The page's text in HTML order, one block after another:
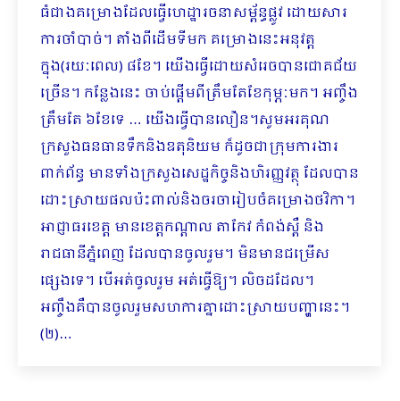
ធំជាងគម្រោងដែលធ្វើហេដ្ឋារចនាសម្ព័ន្ធផ្លូវ ដោយសារ
ការចាំបាច់។ តាំងពីដើមទីមក គម្រោងនេះអនុវត្ត
ក្នុង(រយៈពេល) ៨ខែ។ យើងធ្វើដោយសំរេចបានជោគ​ជ័យ
ច្រើន។ កន្លែងនេះ ចាប់ផ្ដើមពីត្រឹមតែខែកុម្ភៈមក។ អញ្ចឹង
ត្រឹមតែ ៦ខែទេ … យើងធ្វើបានលឿន។សូមអរគុណ
ក្រសួងធនធានទឹកនិងឧតុនិយម ក៏ដូចជាក្រុមការងារ
ពាក់ព័ន្ធ មានទាំងក្រសួងសេដ្ឋកិច្ចនិងហិរញ្ញវត្ថុ ដែលបាន
ដោះស្រាយផលប៉ះពាល់និងចរចារៀបចំគម្រោងថវិកា។
អាជ្ញាធរខេត្ត មានខេត្តកណ្ដាល តាកែវ កំពង់ស្ពឺ និង
រាជធានីភ្នំពេញ ដែលបានចូលរួម។ មិនមានជម្រើស
ផ្សេងទេ។ បើអត់ចូលរួម អត់ធ្វើឱ្យ។ លិចដដែល។
អញ្ចឹងគឺបានចូលរួមសហការគ្នាដោះស្រាយបញ្ហានេះ។
(២)…